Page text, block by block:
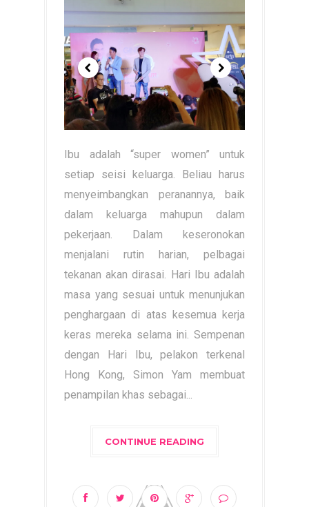
Ibu adalah “super women” untuk
setiap seisi keluarga. Beliau harus
menyeimbangkan peranannya, baik
dalam keluarga mahupun dalam
pekerjaan. Dalam keseronokan
menjalani rutin harian, pelbagai
tekanan akan dirasai. Hari Ibu adalah
masa yang sesuai untuk menunjukan
penghargaan di atas kesemua kerja
keras mereka selama ini. Sempenan
dengan Hari Ibu, pelakon terkenal
Hong Kong, Simon Yam membuat
penampilan khas sebagai...
CONTINUE READING